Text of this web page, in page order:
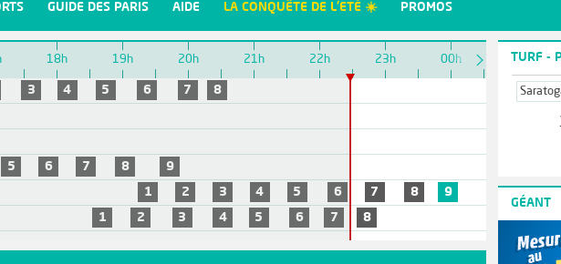
GUIDE DES PARIS AIDE LA CONQUÊTE DE L'ETÉ ☀️ PROMOS
18h 19h 20h 21h 22h 23h 00h
3 4 5 6 7
8
5 6 7 8
9
1
2 3 4 5 6 7 8
9
1
2 3 4 5 6 7 8
TURF -
GÉANT